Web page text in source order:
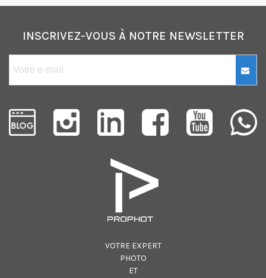
INSCRIVEZ-VOUS À NOTRE NEWSLETTER
VOTRE EXPERT
PHOTO
ET